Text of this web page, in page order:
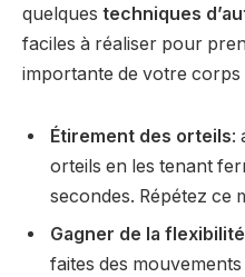
quelques techniques
faciles à réaliser pour
importante de votre corps
Étirement des orteils:
orteils en les tenant
secondes. Répétez ce
Gagner de la flexibilité
faites des